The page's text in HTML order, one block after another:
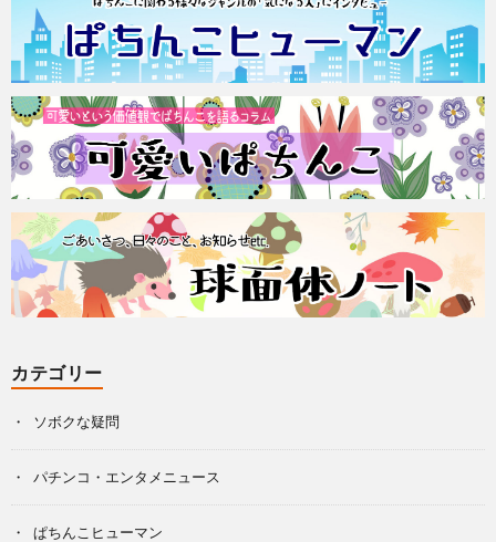
カテゴリー
ソボクな疑問
パチンコ・エンタメニュース
ぱちんこヒューマン